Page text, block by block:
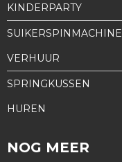
KINDERPARTY
SUIKERSPINMACHINE
VERHUUR
SPRINGKUSSEN
HUREN
NOG MEER